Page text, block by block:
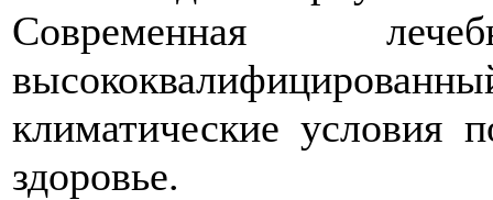
Современная
климатические условия
здоровье.